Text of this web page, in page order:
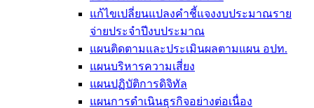
แก้ไขเปลี่ยนแปลงคำชี้แจงงบประมาณราย
จ่ายประจำปีงบประมาณ
แผนติดตามและประเมินผลตามแผน อปท.
แผนบริหารความเสี่ยง
แผนปฏิบัติการดิจิทัล
แผนการดำเนินธุรกิจอย่างต่อเนื่อง